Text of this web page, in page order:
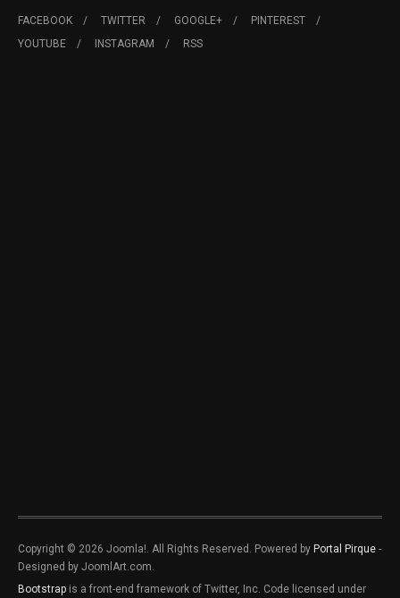
FACEBOOK TWITTER GOOGLE+
PINTEREST
YOUTUBE
INSTAGRAM RSS
Copyright © 2026 Joomla!. All Rights Reserved. Powered by Portal Pirque -
Designed by JoomlArt.com.
Bootstrap is a front-end framework of Twitter, Inc. Code licensed under